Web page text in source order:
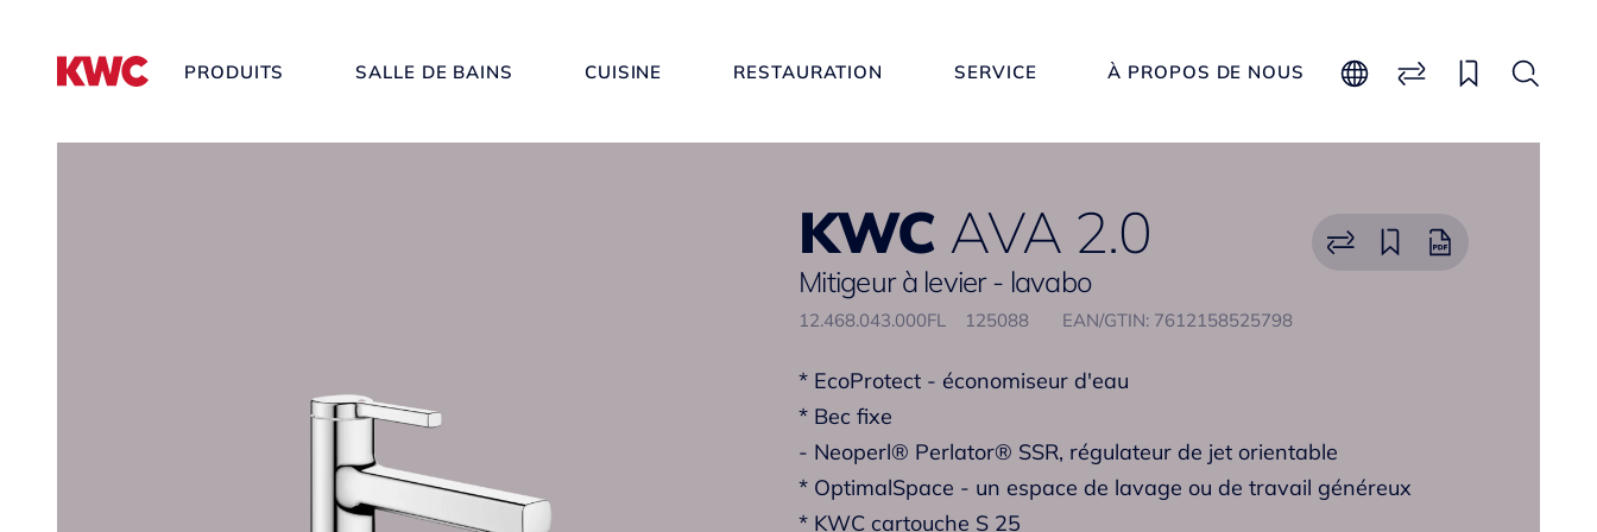
PRODUITS SALLE DE BAINS CUISINE RESTAURATION SERVICE À PROPOS DE NOUS
KWC AVA 2.0
Mitigeur à levier - lavabo
12.468.043.000FL 125088 EAN/GTIN: 7612158525798
* EcoProtect - économiseur d'eau
* Bec fixe
- Neoperl® Perlator® SSR, régulateur de jet orientable
* OptimalSpace - un espace de lavage ou de travail généreux
* KWC cartouche S 25